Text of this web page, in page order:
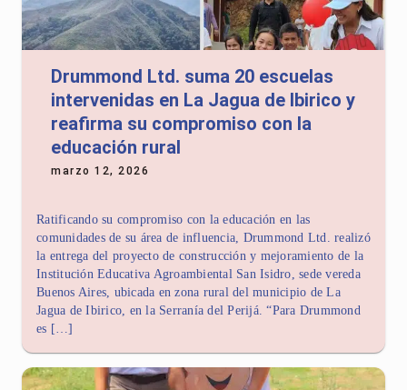
Drummond Ltd. suma 20 escuelas
intervenidas en La Jagua de Ibirico y
reafirma su compromiso con la
educación rural
marzo 12, 2026
Ratificando su compromiso con la educación en las
comunidades de su área de influencia, Drummond Ltd. realizó
la entrega del proyecto de construcción y mejoramiento de la
Institución Educativa Agroambiental San Isidro, sede vereda
Buenos Aires, ubicada en zona rural del municipio de La
Jagua de Ibirico, en la Serranía del Perijá. “Para Drummond
es […]